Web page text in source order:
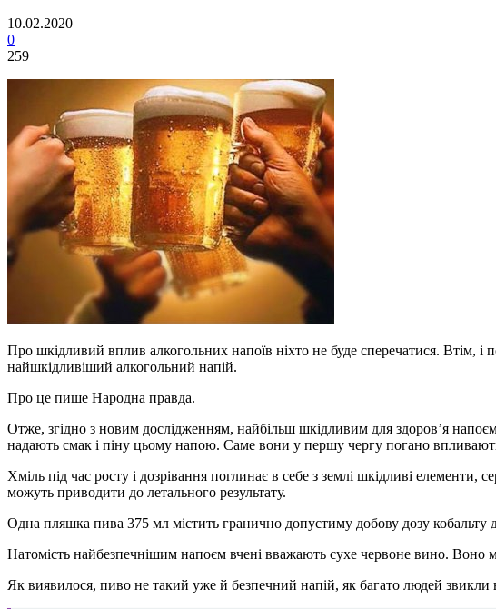
10.02.2020
0
259
Про шкідливий вплив алкогольних напоїв ніхто не буде сперечатися. Втім,
найшкідливіший алкогольний напій.
Про це пише Народна правда.
Отже, згідно з новим дослідженням, найбільш шкідливим для здоров’я
надають смак і піну цьому напою. Саме вони у першу чергу погано
Хміль під час росту і дозрівання поглинає в себе з землі шкідливі
можуть приводити до летального результату.
Одна пляшка пива 375 мл містить гранично допустиму добову дозу кобальту
Натомість найбезпечнішим напоєм вчені вважають сухе червоне вино. Воно
Як виявилося, пиво не такий уже й безпечний напій, як багато людей